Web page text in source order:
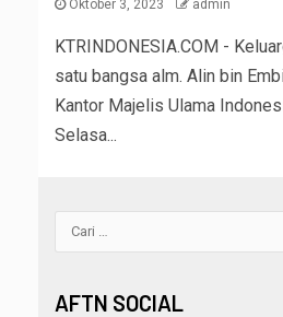
Oktober 3, 2023 admin
KTRINDONESIA.COM -
satu bangsa alm. Alin bin
Kantor Majelis Ulama
Selasa...
AFTN SOCIAL